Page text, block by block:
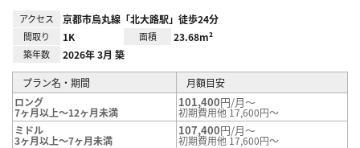
アクセス 京都市烏丸線「北大路駅」徒歩24分
間取り 1K 面積 23.68m²
築年数 2026年 3月 築
プラン名・期間
月額目安
ロング
7ヶ月以上～12ヶ月未満
101,400円/月～
初期費用他 17,600円～
ミドル
3ヶ月以上～7ヶ月未満
107,400円/月～
初期費用他 17,600円～